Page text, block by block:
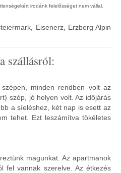
irodánk felelősséget nem vállal.
Eisenerz, Erzberg Alpin
szállásról:
minden rendben volt az
szép, jó helyen volt. Az időjárás
a síeléshez, két nap is esett az
tehet. Ezt leszámítva tökéletes
magunkat. Az apartmanok
fel vannak szerelve. Az étkezés